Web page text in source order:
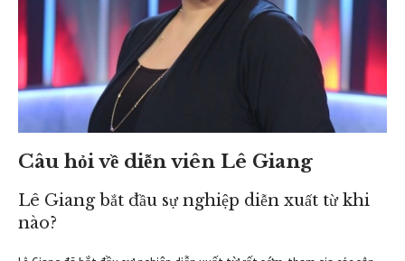
Câu hỏi về diễn viên Lê Giang
Lê Giang bắt đầu sự nghiệp diễn xuất từ khi
nào?